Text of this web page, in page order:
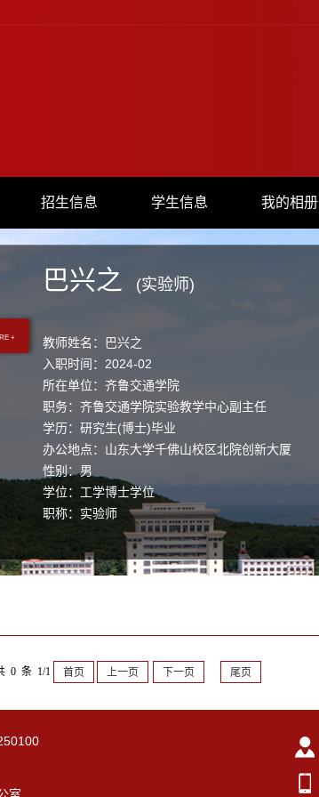
招生信息 学生信息 我的相册
+
巴兴之 (实验师)
教师姓名：巴兴之
入职时间：2024-02
所在单位：齐鲁交通学院
职务：齐鲁交通学院实验教学中心副主任
学历：研究生(博士)毕业
办公地点：山东大学千佛山校区北院创新大厦
性别：男
学位：工学博士学位
职称：实验师
毕业院校：山东大学
0 条 1/1 首页 上一页 下一页 尾页